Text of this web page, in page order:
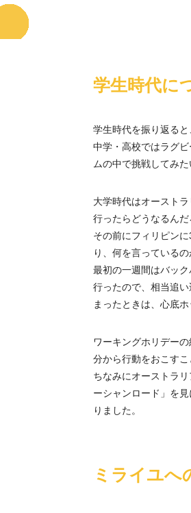
学生時代に
学生時代を振り返る
中学・高校ではラグ
ムの中で挑戦してみ
大学時代はオースト
行ったらどうなるん
その前にフィリピン
り、何を言っている
最初の一週間はバッ
行ったので、相当追
まったときは、心底ホ
ワーキングホリデー
分から行動をおこす
ちなみにオーストラ
ーシャンロード」を
りました。
ミライユへ